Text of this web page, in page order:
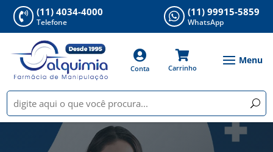
 (11) 4034-4000
Telefone  (11) 99915-5859
WhatsApp

Conta

Carrinho